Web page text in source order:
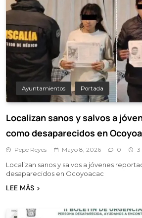
Ayuntamientos Portada
Localizan sanos y salvos a
como desaparecidos en
Pepe Reyes Mayo 8, 2026 0 3
Localizan sanos y salvos a jóvenes
desaparecidos en Ocoyoacac
LEE MÁS